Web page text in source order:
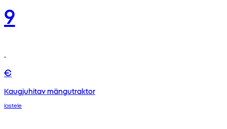
9
€
Kaugjuhitav mängutraktor
lastele